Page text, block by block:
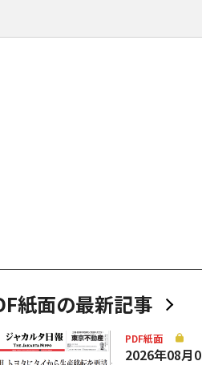
紙面の最新記事
PDF紙面
2026年08月